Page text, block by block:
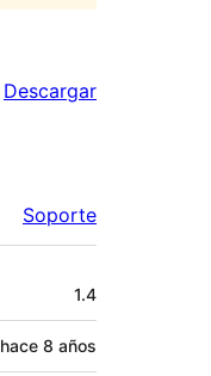
Descargar
Soporte
1.4
hace 8 años